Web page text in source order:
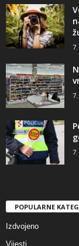
POPULARNE
Izdvojeno
Vijesti